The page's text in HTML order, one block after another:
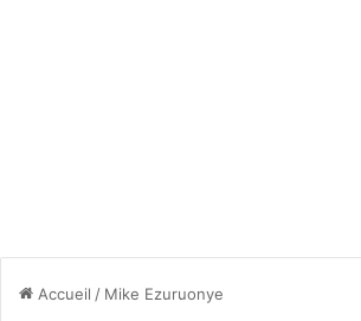
Accueil / Mike Ezuruonye